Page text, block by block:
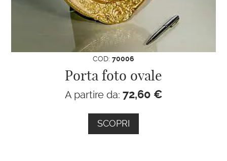
COD: 70006
Porta foto ovale
A partire da: 72,60 €
SCOPRI